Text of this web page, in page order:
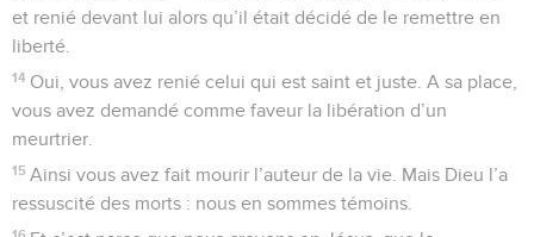
et renié devant lui alors qu’il était décidé de le remettre en
liberté.
14 Oui, vous avez renié celui qui est saint et juste. A sa place,
vous avez demandé comme faveur la libération d’un
meurtrier.
15 Ainsi vous avez fait mourir l’auteur de la vie. Mais Dieu l’a
ressuscité des morts : nous en sommes témoins.
16